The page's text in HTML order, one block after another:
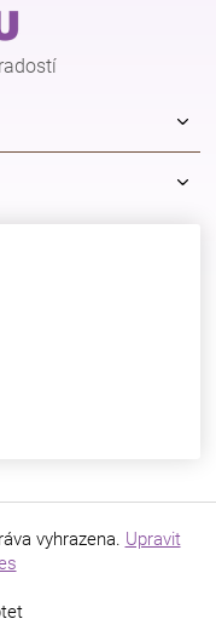
vyhrazena. Upravit